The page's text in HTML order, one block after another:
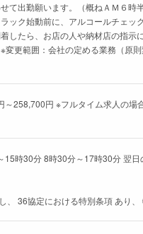
て出勤願います。（概ねＡＭ６
ック始動前に、アルコールチェ
したら、お店の人や納材店の指示
変更範囲：会社の定める業務（原
～258,700円 ※フルタイム求人の場
15時30分 8時30分～17時30分 翌
、 36協定における特別条項 あり